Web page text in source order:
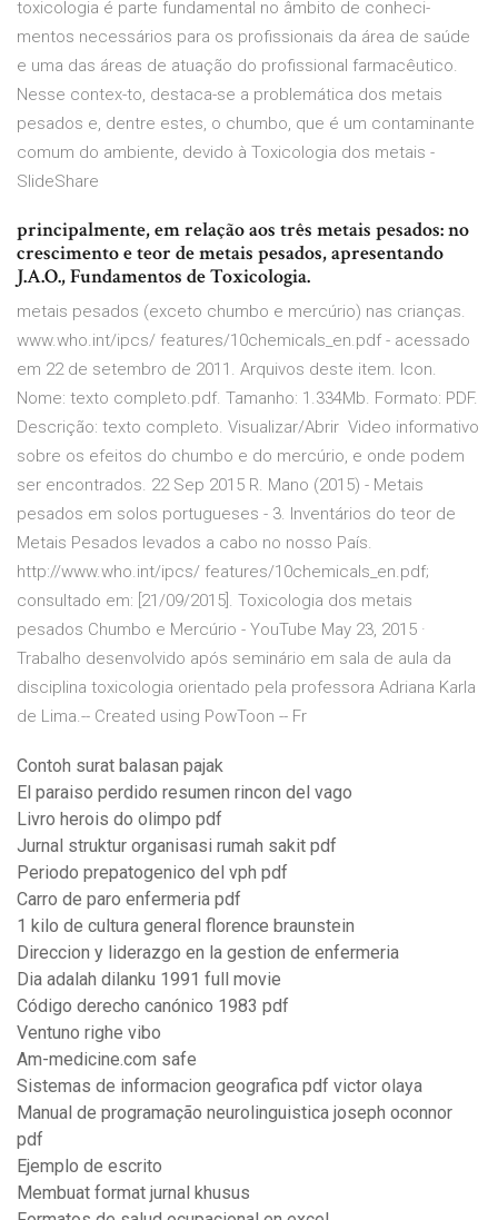
toxicologia é parte fundamental no âmbito de conheci-
mentos necessários para os profissionais da área de saúde
e uma das áreas de atuação do profissional farmacêutico.
Nesse contex-to, destaca-se a problemática dos metais
pesados e, dentre estes, o chumbo, que é um contaminante
comum do ambiente, devido à Toxicologia dos metais -
SlideShare
principalmente, em relação aos três metais pesados: no
crescimento e teor de metais pesados, apresentando
J.A.O., Fundamentos de Toxicologia.
metais pesados (exceto chumbo e mercúrio) nas crianças.
www.who.int/ipcs/ features/10chemicals_en.pdf - acessado
em 22 de setembro de 2011. Arquivos deste item. Icon.
Nome: texto completo.pdf. Tamanho: 1.334Mb. Formato: PDF.
Descrição: texto completo. Visualizar/Abrir Video informativo
sobre os efeitos do chumbo e do mercúrio, e onde podem
ser encontrados. 22 Sep 2015 R. Mano (2015) - Metais
pesados em solos portugueses - 3. Inventários do teor de
Metais Pesados levados a cabo no nosso País.
http://www.who.int/ipcs/ features/10chemicals_en.pdf;
consultado em: [21/09/2015]. Toxicologia dos metais
pesados Chumbo e Mercúrio - YouTube May 23, 2015 ·
Trabalho desenvolvido após seminário em sala de aula da
disciplina toxicologia orientado pela professora Adriana Karla
de Lima.-- Created using PowToon -- Fr
Contoh surat balasan pajak
El paraiso perdido resumen rincon del vago
Livro herois do olimpo pdf
Jurnal struktur organisasi rumah sakit pdf
Periodo prepatogenico del vph pdf
Carro de paro enfermeria pdf
1 kilo de cultura general florence braunstein
Direccion y liderazgo en la gestion de enfermeria
Dia adalah dilanku 1991 full movie
Código derecho canónico 1983 pdf
Ventuno righe vibo
Am-medicine.com safe
Sistemas de informacion geografica pdf victor olaya
Manual de programação neurolinguistica joseph oconnor
pdf
Ejemplo de escrito
Membuat format jurnal khusus